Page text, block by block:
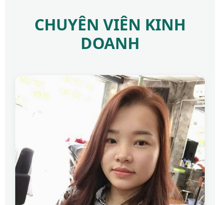
CHUYÊN VIÊN KINH
DOANH